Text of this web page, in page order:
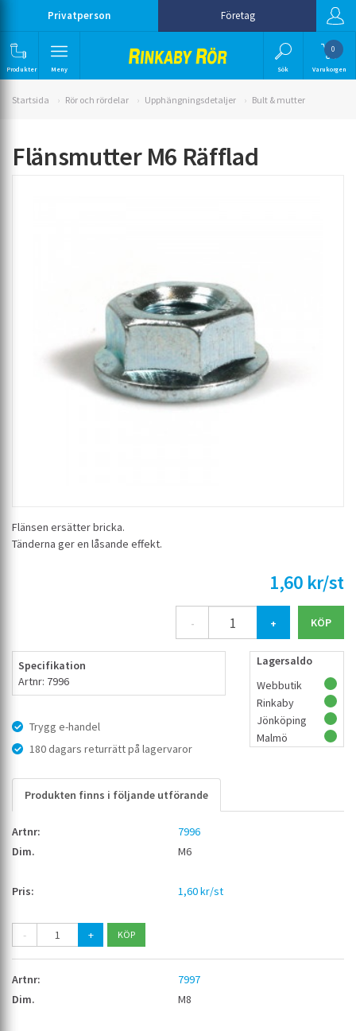
Privatperson Företag
Produkter Meny Sök
0
Varukorgen
Startsida Rör och rördelar Upphängningsdetaljer Bult & mutter
Flänsmutter M6 Räfflad
Flänsen ersätter bricka.
Tänderna ger en låsande effekt.
1,60 kr/st
- +
Specifikation
Artnr: 7996
Trygg e-handel
180 dagars returrätt på lagervaror
Lagersaldo
Webbutik
Rinkaby
Jönköping
Malmö
Produkten finns i följande utförande
7996
M6
1,60 kr/st
- +
7997
M8